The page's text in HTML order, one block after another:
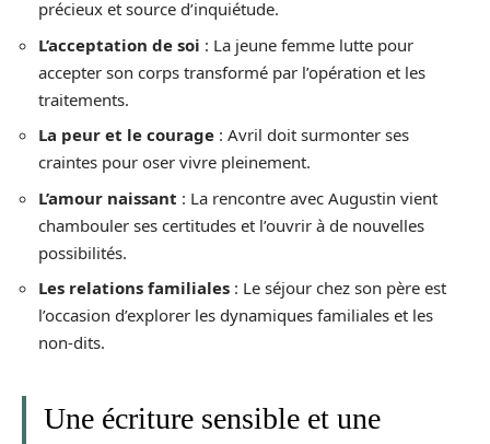
précieux et source d’inquiétude.
L’acceptation de soi : La jeune femme lutte pour
accepter son corps transformé par l’opération et les
traitements.
La peur et le courage : Avril doit surmonter ses
craintes pour oser vivre pleinement.
L’amour naissant : La rencontre avec Augustin vient
chambouler ses certitudes et l’ouvrir à de nouvelles
possibilités.
Les relations familiales : Le séjour chez son père est
l’occasion d’explorer les dynamiques familiales et les
non-dits.
Une écriture sensible et une